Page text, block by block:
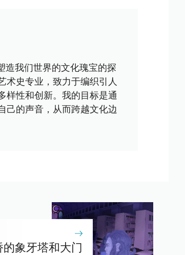
我们世界的文化瑰宝的探
术史专业，致力于编织引人
样性和创新。我的目标是通
己的声音，从而跨越文化边
的象牙塔和大门